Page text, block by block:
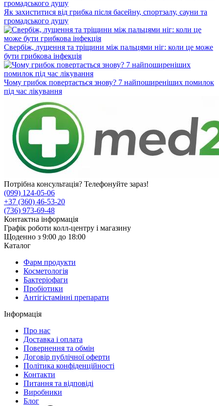
Як захиститися від грибка після басейну, спортзалу, сауни та
громадського душу
Свербіж, лущення та тріщини між пальцями ніг: коли це може
бути грибкова інфекція
Чому грибок повертається знову? 7 найпоширеніших помилок
під час лікування
Потрібна консультація? Телефонуйте зараз!
(099) 124-05-06
+37 (360) 46-53-20
(736) 973-69-48
Контактна інформація
Графік роботи колл-центру і магазину
Щоденно з 9:00 до 18:00
Каталог
Фарм продукти
Косметологія
Бактеріофаги
Пробіотики
Антігістамінні препарати
Інформація
Про нас
Доставка і оплата
Повернення та обмін
Договір публічної оферти
Політика конфіденційності
Контакти
Питання та відповіді
Виробники
Блог